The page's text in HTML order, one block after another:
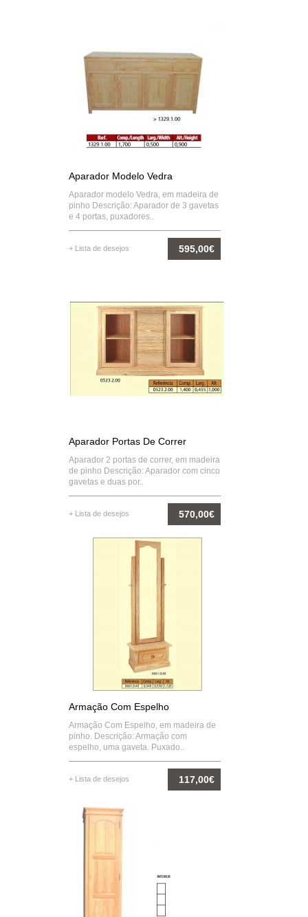
Aparador Modelo Vedra
Aparador modelo Vedra, em madeira de
pinho Descrição: Aparador de 3 gavetas
e 4 portas, puxadores..
+ Lista de desejos 595,00€
Aparador Portas De Correr
Aparador 2 portas de correr, em madeira
de pinho Descrição: Aparador com cinco
gavetas e duas por..
+ Lista de desejos 570,00€
COMPRAR
Armação Com Espelho
Armação Com Espelho, em madeira de
pinho. Descrição: Armação com
espelho, uma gaveta. Puxado..
+ Lista de desejos 117,00€